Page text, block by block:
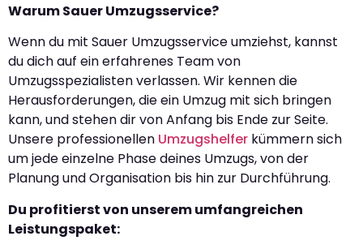
Warum Sauer Umzugsservice?
Wenn du mit Sauer Umzugsservice umziehst, kannst
du dich auf ein erfahrenes Team von
Umzugsspezialisten verlassen. Wir kennen die
Herausforderungen, die ein Umzug mit sich bringen
kann, und stehen dir von Anfang bis Ende zur Seite.
Unsere professionellen Umzugshelfer kümmern sich
um jede einzelne Phase deines Umzugs, von der
Planung und Organisation bis hin zur Durchführung.
Du profitierst von unserem umfangreichen
Leistungspaket: